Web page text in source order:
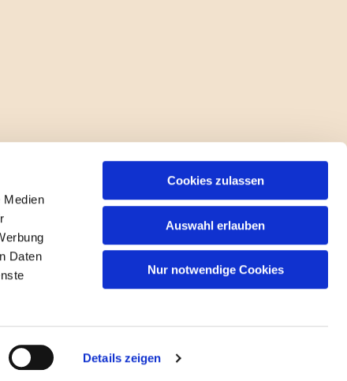
Medien
Daten
Details zeigen
Cookies zulassen
Auswahl erlauben
Nur notwendige Cookies